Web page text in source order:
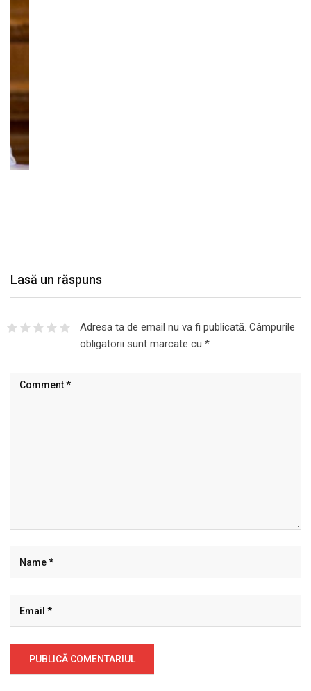
Lasă un răspuns
Adresa ta de email nu va fi publicată. Câmpurile
obligatorii sunt marcate cu *